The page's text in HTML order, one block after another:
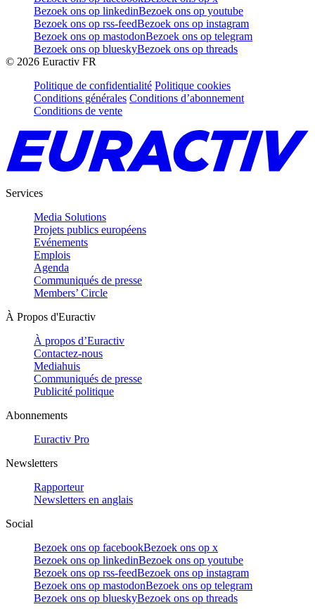
Bezoek ons op linkedinBezoek ons op youtube
Bezoek ons op rss-feedBezoek ons op instagram
Bezoek ons op mastodonBezoek ons op telegram
Bezoek ons op blueskyBezoek ons op threads
© 2026 Euractiv FR
Politique de confidentialité Politique cookies
Conditions générales Conditions d’abonnement
Conditions de vente
Services
Media Solutions
Projets publics européens
Evénements
Emplois
Agenda
Communiqués de presse
Members’ Circle
À Propos d'Euractiv
À propos d’Euractiv
Contactez-nous
Mediahuis
Communiqués de presse
Publicité politique
Abonnements
Euractiv Pro
Newsletters
Rapporteur
Newsletters en anglais
Social
Bezoek ons op facebookBezoek ons op x
Bezoek ons op linkedinBezoek ons op youtube
Bezoek ons op rss-feedBezoek ons op instagram
Bezoek ons op mastodonBezoek ons op telegram
Bezoek ons op blueskyBezoek ons op threads